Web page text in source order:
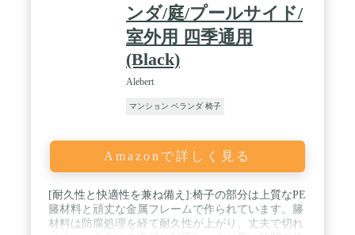
ンダ/庭/プールサイド/
室外用 四季通用
(Black)
Alebert
マンション ベランダ 椅子
Amazonで詳しく見る
[耐久性と快適性を兼ね備え]:椅子の部分は上質なPE
籐材料と頑丈な金属フレームで作られています。籐
材料は防腐処理を経て耐久性が上がり、丈夫で切れ